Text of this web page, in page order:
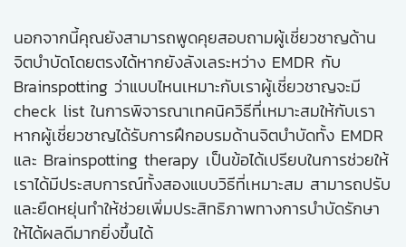
นอกจากนี้คุณยังสามารถพูดคุยสอบถามผู้เชี่ยวชาญด้าน
จิตบำบัดโดยตรงได้หากยังลังเลระหว่าง EMDR กับ
Brainspotting ว่าแบบไหนเหมาะกับเราผู้เชี่ยวชาญจะมี
check list ในการพิจารณาเทคนิควิธีที่เหมาะสมให้กับเรา
หากผู้เชี่ยวชาญได้รับการฝึกอบรมด้านจิตบำบัดทั้ง EMDR
และ Brainspotting therapy เป็นข้อได้เปรียบในการช่วยให้
เราได้มีประสบการณ์ทั้งสองแบบวิธีที่เหมาะสม สามารถปรับ
และยืดหยุ่นทำให้ช่วยเพิ่มประสิทธิภาพทางการบำบัดรักษา
ให้ได้ผลดีมากยิ่งขึ้นได้